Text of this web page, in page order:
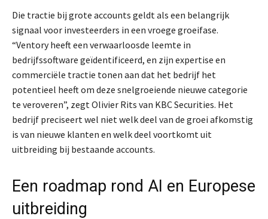
Die tractie bij grote accounts geldt als een belangrijk
signaal voor investeerders in een vroege groeifase.
“Ventory heeft een verwaarloosde leemte in
bedrijfssoftware geïdentificeerd, en zijn expertise en
commerciële tractie tonen aan dat het bedrijf het
potentieel heeft om deze snelgroeiende nieuwe categorie
te veroveren”, zegt Olivier Rits van KBC Securities. Het
bedrijf preciseert wel niet welk deel van de groei afkomstig
is van nieuwe klanten en welk deel voortkomt uit
uitbreiding bij bestaande accounts.
Een roadmap rond AI en Europese
uitbreiding